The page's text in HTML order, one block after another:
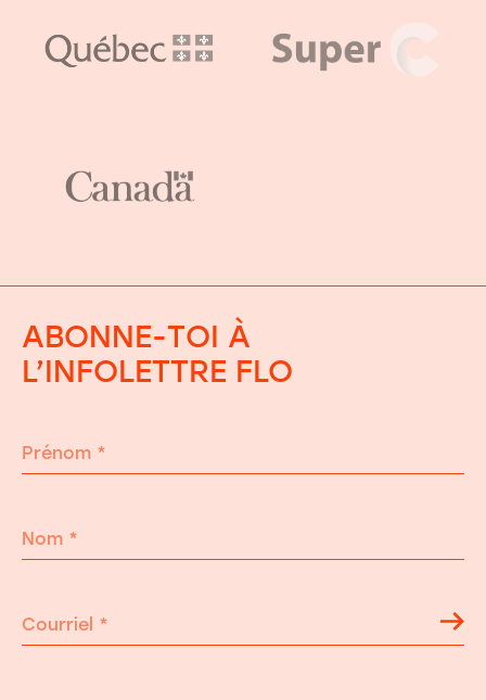
ABONNE-TOI À
L’INFOLETTRE FLO
Prénom *
Nom *
Courriel *